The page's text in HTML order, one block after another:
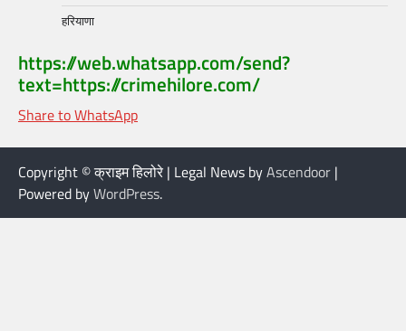
हरियाणा
https://web.whatsapp.com/send?
text=https://crimehilore.com/
Share to WhatsApp
Copyright © क्राइम हिलोरे | Legal News byAscendoor |
Powered byWordPress.